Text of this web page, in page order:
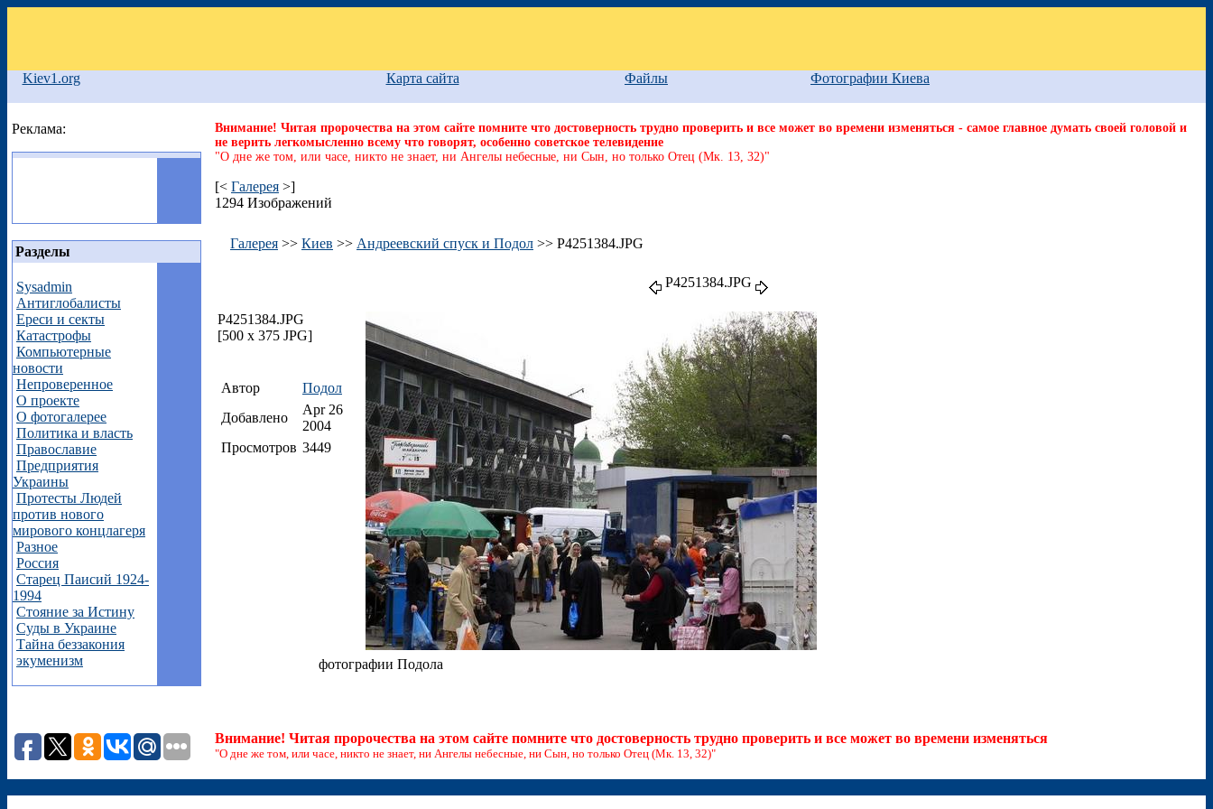
Kiev1.org Карта сайта Файлы Фотографии Киева
Реклама:
Разделы
Sysadmin
Антиглобалисты
Ереси и секты
Катастрофы
Компьютерные
новости
Непроверенное
О проекте
О фотогалерее
Политика и власть
Православие
Предприятия
Украины
Протесты Людей
против нового
мирового концлагеря
Разное
Россия
Старец Паисий 1924-
1994
Стояние за Истину
Суды в Украине
Тайна беззакония
экуменизм
Внимание! Читая пророчества на этом сайте помните что достоверность трудно проверить и все может во времени изменяться - самое главное думать своей головой и
не верить легкомысленно всему что говорят, особенно советское телевидение
"О дне же том, или часе, никто не знает, ни Ангелы небесные, ни Сын, но только Отец (Мк. 13, 32)"
[< Галерея >]
1294 Изображений
Галерея >> Киев >> Андреевский спуск и Подол >> P4251384.JPG
P4251384.JPG
P4251384.JPG
[500 x 375 JPG]
Автор
Подол
Добавлено
Apr 26
2004
Просмотров 3449
фотографии Подола
Внимание! Читая пророчества на этом сайте помните что достоверность трудно проверить и все может во времени изменяться
"О дне же том, или часе, никто не знает, ни Ангелы небесные, ни Сын, но только Отец (Мк. 13, 32)"